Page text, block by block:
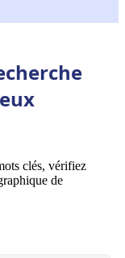
clés, vérifiez
de